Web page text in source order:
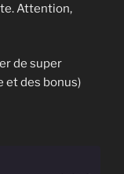
Attention,
de super
et des bonus)